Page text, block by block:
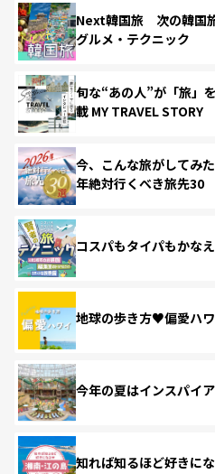
Next韓国旅 次の韓国
グルメ・テクニック
旬な“あの人”が「旅」
載 MY TRAVEL STORY
今、こんな旅がしてみ
年絶対行くべき旅先30
コスパもタイパもかな
地球の歩き方♥偏愛ハ
今年の夏はインスパイア
知れば知るほど好きに